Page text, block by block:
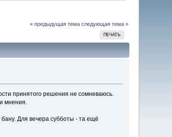
« предыдущая тема следующая тема »
ПЕЧАТЬ
принятого решения не сомневаюсь.
мнения.
Для вечера субботы - та ещё